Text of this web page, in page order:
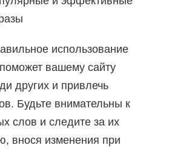
использование
вашему сайту
других и привлечь
Будьте внимательны к
слов и следите за их
внося изменения при